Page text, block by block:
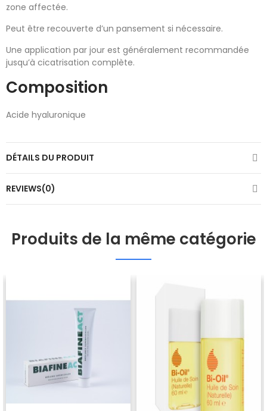
zone affectée.
Peut être recouverte d’un pansement si nécessaire.
Une application par jour est généralement recommandée
jusqu’à cicatrisation complète.
Composition
Acide hyaluronique
DÉTAILS DU PRODUIT
REVIEWS(0)
Produits de la même catégorie